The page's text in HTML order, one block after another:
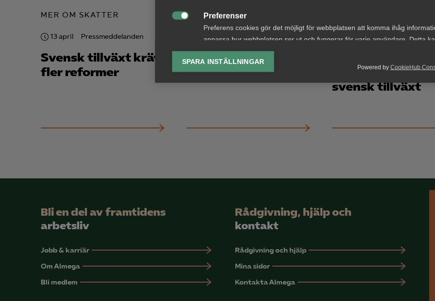
Preferenser
Preferens cookies gör det möjligt för webbplatsen att komma ihåg
anpassa hur webbplatsen ser ut och fungerar för varje användare. Detta
lagring av vald valuta, region, språk eller färgschema.

Analys-cookies
Analyseringscookies hjälper oss förbättra webbplatsen genom att samla
Meta Pixel
Powered by CookieHub
SPARA INSTÄLLNINGAR
MER OM SKATTER
13 april Pressmeddelanden
Svensk tillväxt kräver
fler reformer
27 januari Nyheter
Fullsatt
skatteseminarium
5 november 2025
skattesystem
svensk tillväxt
Bli en del av framtidens
arbetsliv
Jobb & karriär
Om Almega
Bli medlem
Rådgivning, hjälp och
kontakt
Rådgivning och hjälp
Mina sidor
Kontakta Almega